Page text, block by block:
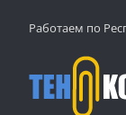
Работаем по